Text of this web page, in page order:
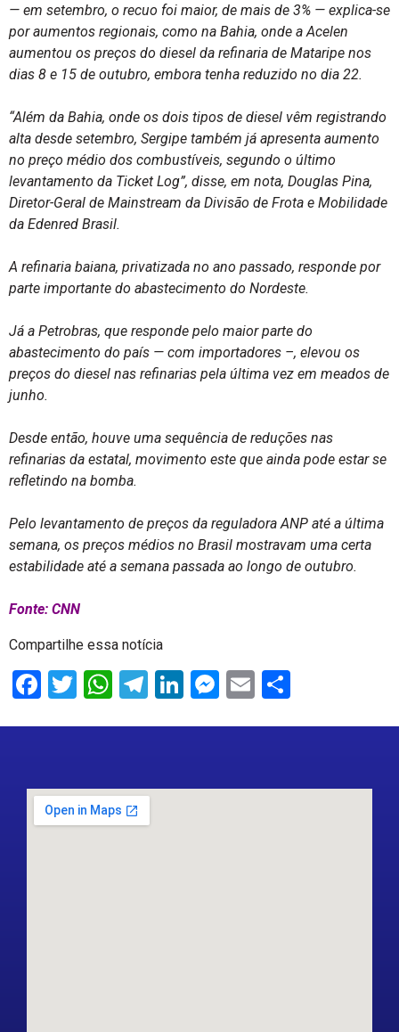
— em setembro, o recuo foi maior, de mais de 3% — explica-se
por aumentos regionais, como na Bahia, onde a Acelen
aumentou os preços do diesel da refinaria de Mataripe nos
dias 8 e 15 de outubro, embora tenha reduzido no dia 22.
“Além da Bahia, onde os dois tipos de diesel vêm registrando
alta desde setembro, Sergipe também já apresenta aumento
no preço médio dos combustíveis, segundo o último
levantamento da Ticket Log”, disse, em nota, Douglas Pina,
Diretor-Geral de Mainstream da Divisão de Frota e Mobilidade
da Edenred Brasil.
A refinaria baiana, privatizada no ano passado, responde por
parte importante do abastecimento do Nordeste.
Já a Petrobras, que responde pelo maior parte do
abastecimento do país — com importadores –, elevou os
preços do diesel nas refinarias pela última vez em meados de
junho.
Desde então, houve uma sequência de reduções nas
refinarias da estatal, movimento este que ainda pode estar se
refletindo na bomba.
Pelo levantamento de preços da reguladora ANP até a última
semana, os preços médios no Brasil mostravam uma certa
estabilidade até a semana passada ao longo de outubro.
Fonte: CNN
Compartilhe essa notícia
Facebook
Twitter
WhatsApp
Telegram
LinkedIn
Messenger
Email